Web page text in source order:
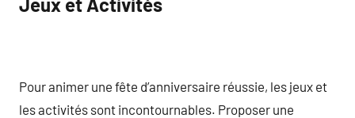
Pour animer une fête d’anniversaire réussie, les jeux et
les activités sont incontournables. Proposer une